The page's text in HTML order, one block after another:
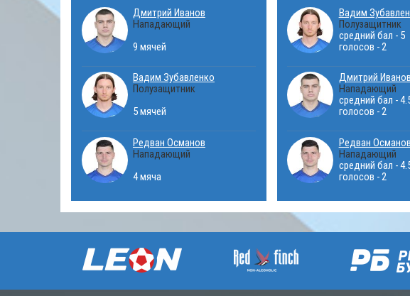
Дмитрий Иванов
Нападающий
9 мячей
Вадим Зубавленко
Полузащитник
5 мячей
Редван Османов
Нападающий
4 мяча
Вадим
Полузащитник
средний бал - 5
голосов - 2
Дмитрий Иванов
Нападающий
средний бал -
голосов - 2
Редван Османов
Нападающий
средний бал -
голосов - 2